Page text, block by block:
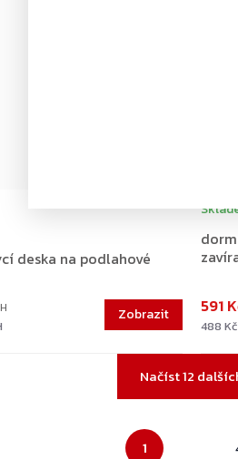
deska na podlahové
488
591
Načíst 12
1